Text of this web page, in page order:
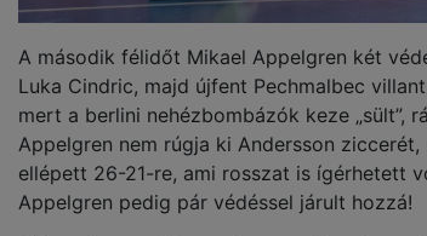
A második félidőt Mikael Appelgren két
Luka Cindric, majd újfent Pechmalbec
mert a berlini nehézbombázók keze „sült”,
Appelgren nem rúgja ki Andersson
ellépett 26-21-re, ami rosszat is ígérhetett
Appelgren pedig pár védéssel járult hozzá!